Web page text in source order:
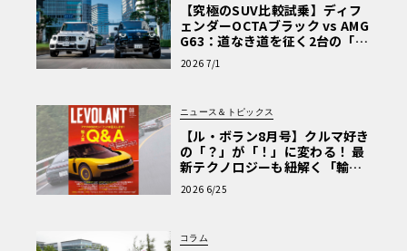
【究極のSUV比較試乗】ディフ
ェンダーOCTAブラック vs AMG
G63：道なき道を征く2台の「対
極的アプローチ」
2026 7/1
ニュース＆トピックス
【ル・ボラン8月号】クルマ好き
の「？」が「！」に変わる！ 最
新テクノロジーも紐解く「輸入
車Q&A」
2026 6/25
コラム